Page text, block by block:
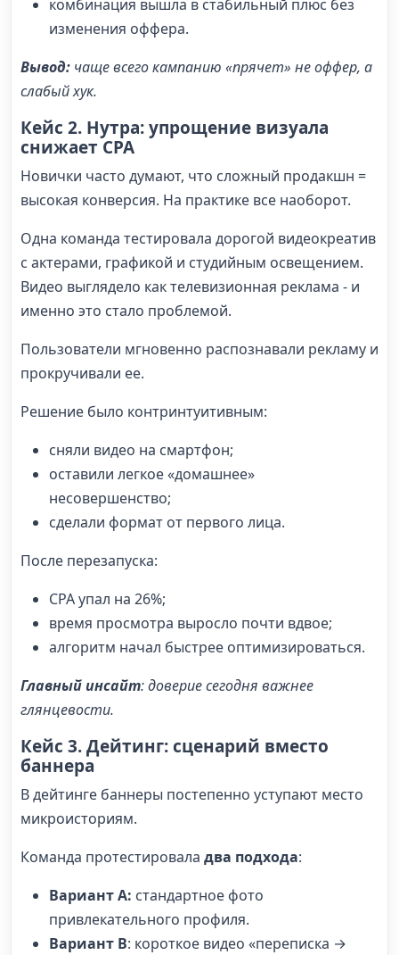
комбинация вышла в стабильный плюс без
изменения оффера.
Вывод: чаще всего кампанию «прячет» не оффер, а
слабый хук.
Кейс 2. Нутра: упрощение визуала
снижает CPA
Новички часто думают, что сложный продакшн =
высокая конверсия. На практике все наоборот.
Одна команда тестировала дорогой видеокреатив
с актерами, графикой и студийным освещением.
Видео выглядело как телевизионная реклама - и
именно это стало проблемой.
Пользователи мгновенно распознавали рекламу и
прокручивали ее.
Решение было контринтуитивным:
сняли видео на смартфон;
оставили легкое «домашнее»
несовершенство;
сделали формат от первого лица.
После перезапуска:
CPA упал на 26%;
время просмотра выросло почти вдвое;
алгоритм начал быстрее оптимизироваться.
Главный инсайт: доверие сегодня важнее
глянцевости.
Кейс 3. Дейтинг: сценарий вместо
баннера
В дейтинге баннеры постепенно уступают место
микроисториям.
Команда протестировала два подхода:
Вариант А: стандартное фото
привлекательного профиля.
Вариант B: короткое видео «переписка →